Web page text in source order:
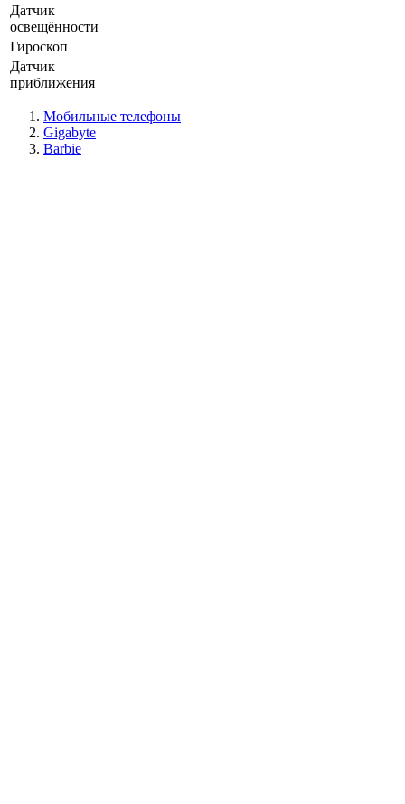
Датчик
освещённости
Гироскоп
Датчик
приближения
Мобильные телефоны
Gigabyte
Barbie